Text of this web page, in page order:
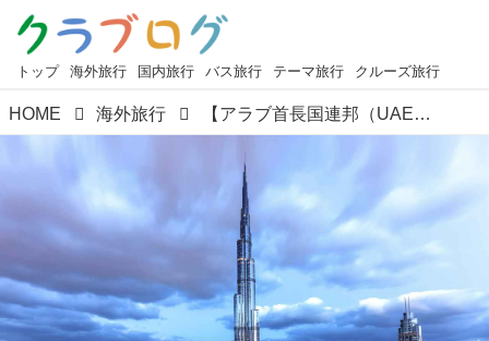
トップ 海外旅行 国内旅行 バス旅行 テーマ旅行 クルーズ旅行
HOME 海外旅行 【アラブ首長国連邦（UAE）】エキゾチックなドバイ・アブダビ旅行の基本情報